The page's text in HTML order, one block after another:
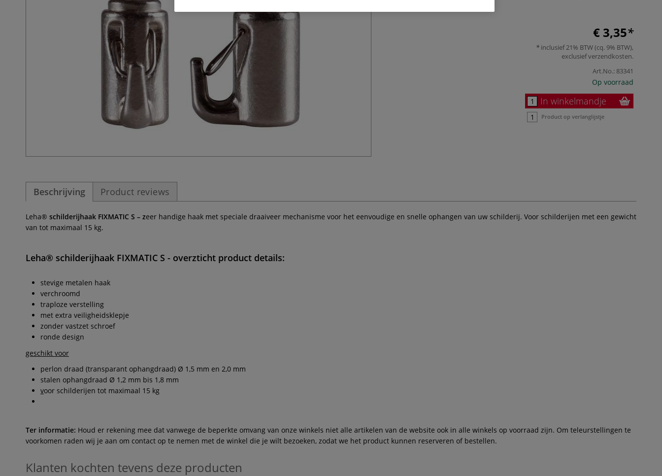
€ 3,35
inclusief 21% BTW (cq. 9% BTW),
exclusiefverzendkosten.
Art.No.: 83341
Op voorraad
In winkelmandje
Product op verlanglijstje
Beschrijving Product reviews
Leha® schilderijhaak FIXMATIC S – zeer handige haak met speciale draaiveer mechanisme voor het eenvoudige en snelle ophangen van uw schilderij. Voor schilderijen met een gewicht
van tot maximaal 15 kg.
Leha® schilderijhaak FIXMATIC S - overzticht product details:
stevige metalen haak
verchroomd
traploze verstelling
met extra veiligheidsklepje
zonder vastzet schroef
ronde design
geschikt voor
perlon draad (transparant ophangdraad) Ø 1,5 mm en 2,0 mm
stalen ophangdraad Ø 1,2 mm bis 1,8 mm
voor schilderijen tot maximaal 15 kg
Ter informatie: Houd er rekening mee dat vanwege de beperkte omvang van onze winkels niet alle artikelen van de website ook in alle winkels op voorraad zijn. Om teleurstellingen te
voorkomen raden wij je aan om contact op te nemen met de winkel die je wilt bezoeken, zodat we het product kunnen reserveren of bestellen.
Klanten kochten tevens deze producten